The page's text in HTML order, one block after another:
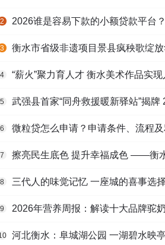
2 2026谁是容易下款的小额贷款平台？三款小额
3 衡水市省级非遗项目景县疯秧歌绽放华北五省（区
4 “薪火”聚力育人才 衡水美术作品实
5 武强县首家“同舟救援暖新驿站”揭牌 24小时运行
6 微粒贷怎么申请？申请条件、流程及利率
7 擦亮民生底色 提升幸福成色 ——衡水民政事业高
8 三代人的味觉记忆 一座城的喜事选择 ——欣念饺子二十
9 2026年营养周报：解读十大品牌驼奶粉配料表，识
河北衡水：阜城湖公园 一湖碧水映